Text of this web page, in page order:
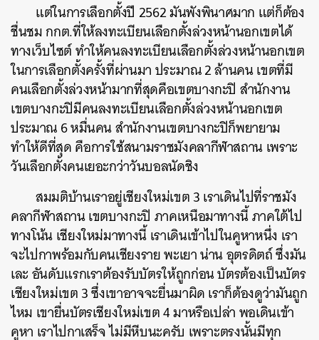
แต่ในการเลือกตั้งปี 2562 มันพังพินาศมาก แต่ก็ต้อง
ชื่นชม กกต.ที่ให้ลงทะเบียนเลือกตั้งล่วงหน้านอกเขตได้
ทางเว็บไซต์ ทำให้คนลงทะเบียนเลือกตั้งล่วงหน้านอกเขต
ในการเลือกตั้งครั้งที่ผ่านมา ประมาณ 2 ล้านคน เขตที่มี
คนเลือกตั้งล่วงหน้ามากที่สุดคือเขตบางกะปิ สำนักงาน
เขตบางกะปิมีคนลงทะเบียนเลือกตั้งล่วงหน้านอกเขต
ประมาณ 6 หมื่นคน สำนักงานเขตบางกะปิก็พยายาม
ทำให้ดีที่สุด คือการใช้สนามราชมังคลากีฬาสถาน เพราะ
วันเลือกตั้งคนเยอะกว่าวันบอลนัดชิง
สมมติบ้านเราอยู่เชียงใหม่เขต 3 เราเดินไปที่ราชมัง
คลากีฬาสถาน เขตบางกะปิ ภาคเหนือมาทางนี้ ภาคใต้ไป
ทางโน้น เชียงใหม่มาทางนี้ เราเดินเข้าไปในคูหาหนึ่ง เรา
จะไปกาพร้อมกับคนเชียงราย พะเยา น่าน อุตรดิตถ์ ซึ่งมัน
เละ อันดับแรกเราต้องรับบัตรให้ถูกก่อน บัตรต้องเป็นบัตร
เชียงใหม่เขต 3 ซึ่งเขาอาจจะยื่นมาผิด เราก็ต้องดูว่ามันถูก
ไหม เขายื่นบัตรเชียงใหม่เขต 4 มาหรือเปล่า พอเดินเข้า
คูหา เราไปกาเสร็จ ไม่มีหีบนะครับ เพราะตรงนั้นมีทุก